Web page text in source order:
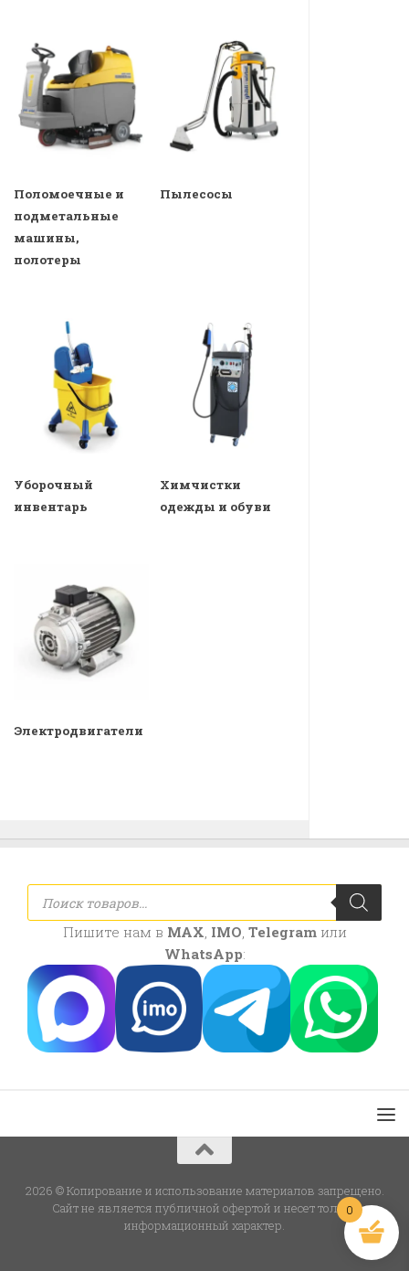
Поломоечные и
подметальные
машины,
полотеры
Пылесосы
Уборочный
инвентарь
Химчистки
одежды и обуви
Электродвигатели
Поиск
товаров
Пишите нам в MAX, IMO, Telegramили
WhatsApp:
2026 © Копирование и использование материалов запрещено.
Сайт не является публичной офертой и несет только
информационный характер.
0